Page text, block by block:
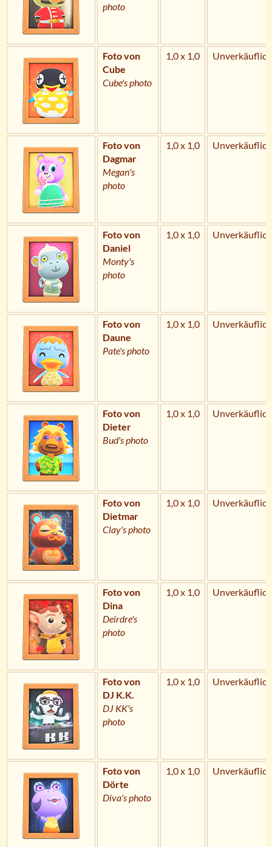
photo
Foto von
Cube
Cube's photo
1,0 x 1,0 Unverkäuflich
Foto von
Dagmar
Megan's
photo
1,0 x 1,0 Unverkäuflich
Foto von
Daniel
Monty's
photo
1,0 x 1,0 Unverkäuflich
Foto von
Daune
Pate's photo
1,0 x 1,0 Unverkäuflich
Foto von
Dieter
Bud's photo
1,0 x 1,0 Unverkäuflich
Foto von
Dietmar
Clay's photo
1,0 x 1,0 Unverkäuflich
Foto von
Dina
Deirdre's
photo
1,0 x 1,0 Unverkäuflich
Foto von
DJ K.K.
DJ KK's
photo
1,0 x 1,0 Unverkäuflich
Foto von
Dörte
Diva's photo
1,0 x 1,0 Unverkäuflich